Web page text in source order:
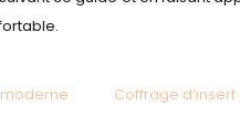
Coffrage